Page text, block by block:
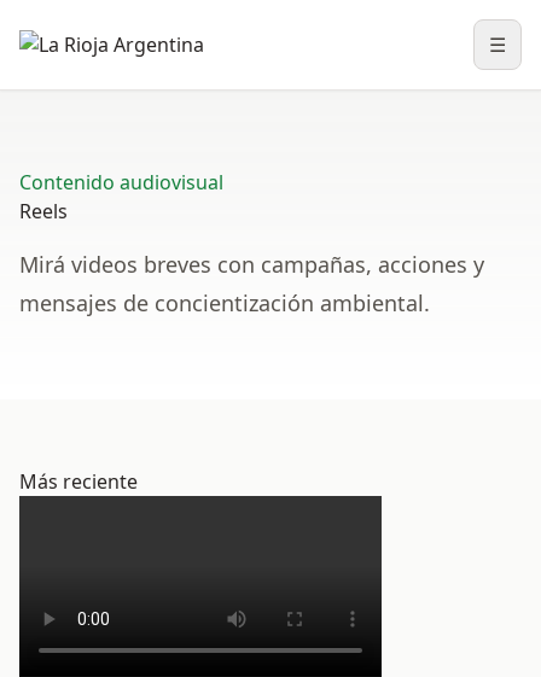
☰
Contenido audiovisual
Reels
Mirá videos breves con campañas, acciones y
mensajes de concientización ambiental.
Más reciente